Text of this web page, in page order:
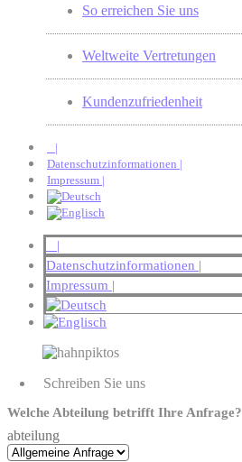
So erreichen Sie uns
Weltweite Vertretungen
Kundenzufriedenheit
|
Datenschutzinformationen |
Impressum |
|
Datenschutzinformationen |
Impressum |
Schreiben Sie uns
Welche Abteilung betrifft Ihre Anfrage?
abteilung